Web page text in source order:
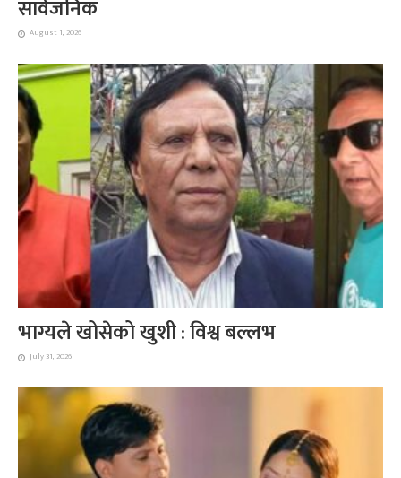
सार्वजनिक
August 1, 2026
भाग्यले खोसेको खुशी : विश्व बल्लभ
July 31, 2026